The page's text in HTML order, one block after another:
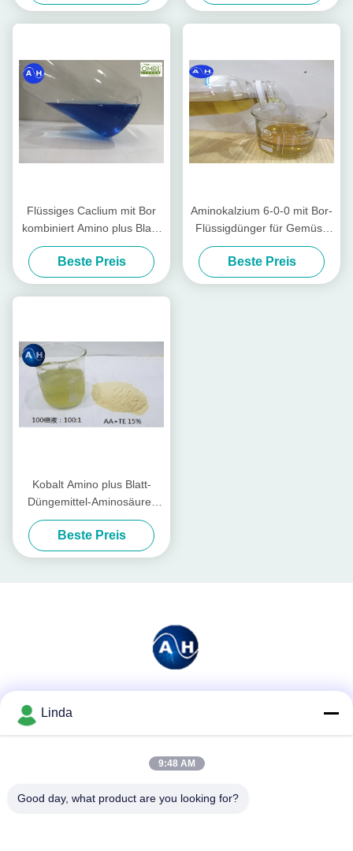
Tabacco-Ernten
Flüssiges Caclium mit Bor
kombiniert Amino plus Blatt-
Düngemittel auf der
basierten Aminosäure
Beste Preis
Aminokalzium 6-0-0 mit Bor-
Flüssigdünger für Gemüse
im Gelb
Beste Preis
Kobalt Amino plus Blatt-
Düngemittel-Aminosäure-
Chelate für das Blatt-
Sprühen
Beste Preis
Linda
9:48 AM
Good day, what product are you looking for?